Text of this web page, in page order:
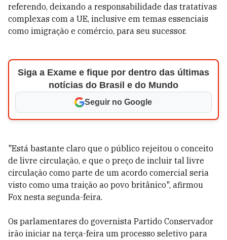
referendo, deixando a responsabilidade das tratativas
complexas com a UE, inclusive em temas essenciais
como imigração e comércio, para seu sucessor.
Siga a Exame e fique por dentro das últimas
notícias do Brasil e do Mundo
Seguir no Google
"Está bastante claro que o público rejeitou o conceito
de livre circulação, e que o preço de incluir tal livre
circulação como parte de um acordo comercial seria
visto como uma traição ao povo britânico", afirmou
Fox nesta segunda-feira.
Os parlamentares do governista Partido Conservador
irão iniciar na terça-feira um processo seletivo para